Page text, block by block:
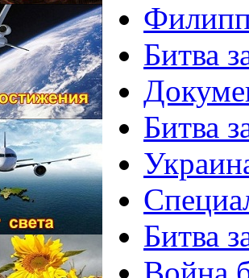
Битва
Битва
Битва